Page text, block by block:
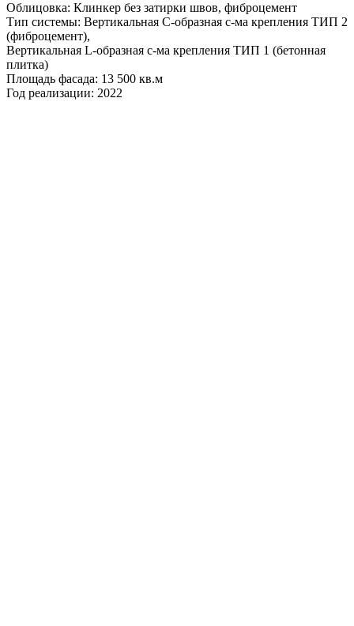
Облицовка: Клинкер без затирки швов, фиброцемент
Тип системы: Вертикальная С-образная с-ма крепления ТИП 2
(фиброцемент),
Вертикальная L-образная с-ма крепления ТИП 1 (бетонная
плитка)
Площадь фасада: 13 500 кв.м
Год реализации: 2022